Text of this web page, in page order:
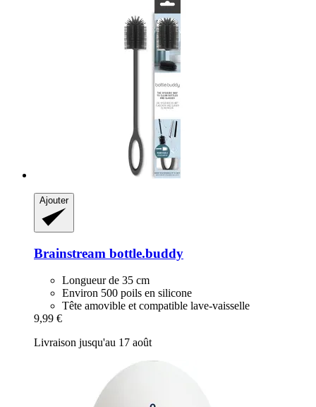
Ajouter
Brainstream bottle.buddy
Longueur de 35 cm
Environ 500 poils en silicone
Tête amovible et compatible lave-vaisselle
9,99 €
Livraison jusqu'au 17 août